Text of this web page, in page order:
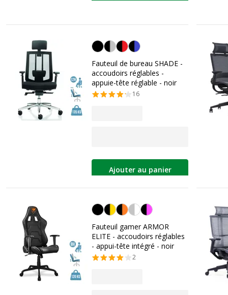
Noir
Fauteuil de bureau SHADE -
accoudoirs réglables -
appuie-tête réglable - noir
16
Ajouter au panier
Noir
Fauteuil gamer ARMOR
ELITE - accoudoirs réglables
- appui-tête intégré - noir
2